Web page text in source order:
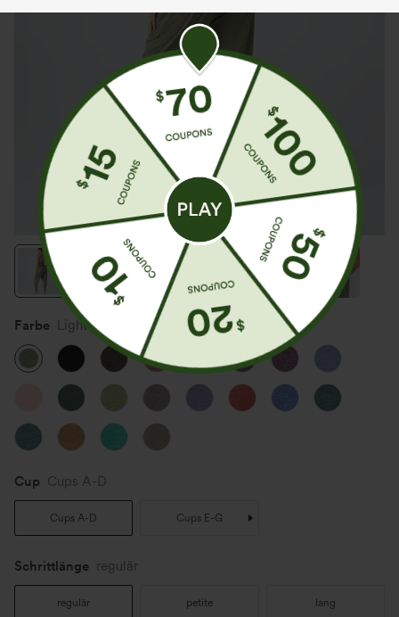
Farbe Light Green Floral Yarn
Cup Cups A-D
Cups A-D Cups E-G
Schrittlänge️ regulär
regulär petite lang